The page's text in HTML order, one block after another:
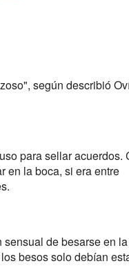
según describió
para sellar acuerdos.
en la boca, si era entre
de besarse en
besos solo debían